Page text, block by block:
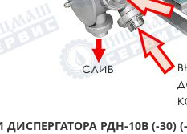
РДН-10В (-